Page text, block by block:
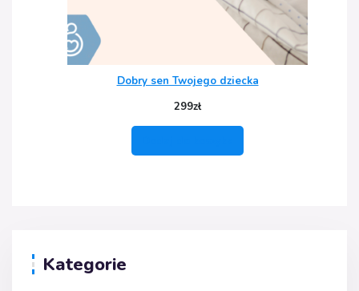
Dobry sen Twojego dziecka
299zł
Kategorie